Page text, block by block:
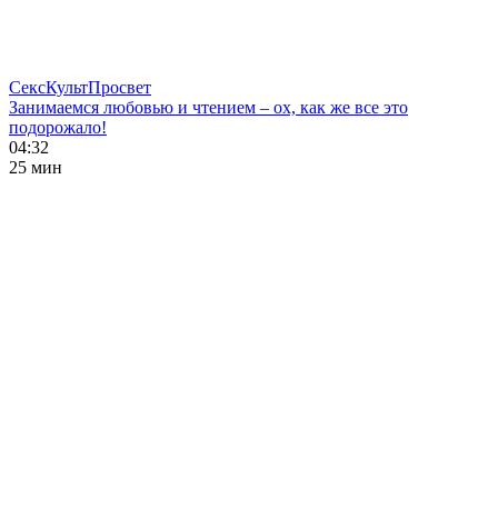
СексКультПросвет
Занимаемся любовью и чтением – ох, как же все это
подорожало!
04:32
25 мин